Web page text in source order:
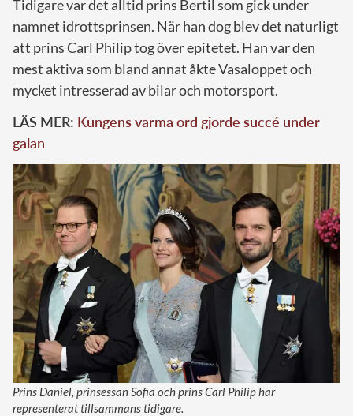
Tidigare var det alltid prins Bertil som gick under
namnet idrottsprinsen. När han dog blev det naturligt
att prins Carl Philip tog över epitetet. Han var den
mest aktiva som bland annat åkte Vasaloppet och
mycket intresserad av bilar och motorsport.
LÄS MER: Kungens varma ord gjorde succé under
galan
Prins Daniel, prinsessan Sofia och prins Carl Philip har
representerat tillsammans tidigare.